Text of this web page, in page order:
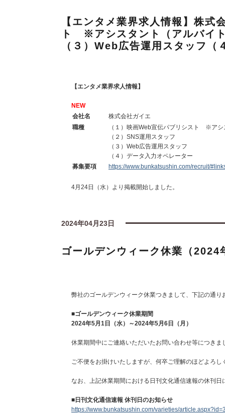
【エンタメ業界求人情報】株式
ト ※アシスタント（アルバイ
（３）Web広告運用スタッフ（
【エンタメ業界求人情報】
NEW
会社名
株式会社ガイエ
職種
（１）映画Web宣伝パブリシスト ※アシ
（２）SNS運用スタッフ
（３）Web広告運用スタッフ
（４）データ入力オペレーター
募集要項
https://www.bunkatsushin.com/recruit/
4月24日（水）より掲載開始しました。
2024年04月23日
ゴールデンウィーク休業（
弊社のゴールデンウィーク休業つきまして、下記の通り
■ゴールデンウィーク休業期間
2024年5月1日（水）～2024年5月6日（月）
休業期間中にご連絡いただいたお問い合わせ等につき
ご不便をお掛けいたしますが、何卒ご理解のほどよろし
なお、上記休業期間における日刊文化通信速報の休刊日
■日刊文化通信速報 休刊日のお知らせ
https://www.bunkatsushin.com/varieties/